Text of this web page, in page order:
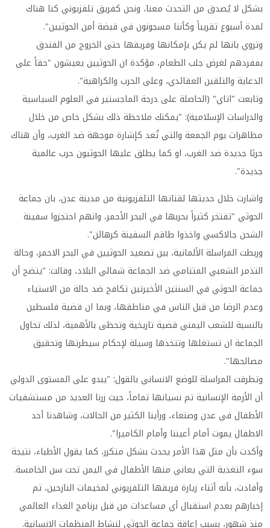
بشكل لا يُصدق من التحدث معنا، ونحن كفريق تلفزيوني كنا هناك
لمدة أسبوع تقريباً وكأننا مسجونون في قبضة أمن الحوثيين".
وتروي بانها لم يكن بإمكانها وفريقها حتى الخروج من الفندق
بمفردهم لغرض جلب الطعام، مؤكدة ان الحوثيين يعيشون "حقاً على
الدعاية والتلقين العقائدي، وعلى الحرب والكراهية".
وتابعت "اتاي" (الحاصلة على درجة الماجستير في العلوم السياسية
والدراسات الإسلامية): "يمكنك ملاحظة ذلك بشكل خاص من خلال
مظاهرات يوم الجمعة والتي تُعد كإشارة موجهة ضد الغرب، وأن هناك
حربًا جديدة ضد الغرب، او كما يطلق عليها الحوثيون حرب عالمية
جديدة".
واشارت خلال حديثها لقناتها التلفزيونية من مدينة عدن، بان جماعة
الحوثي "تفتخر كثيراً بحربها في البحر الأحمر، وانهم احتجزوا سفينة
الشحن جالاكسي واخذوا طاقم السفينة كرهائن".
وربطت المراسلة الألمانية، بين تصعيد الحوثيين في البحر الاحمر، وحالة
التذمر الشعبي المتنامي ضد الجماعة شمالي البلاد، وقالت: "يتضح أن
جماعة الحوثي في السنتين الأخيرتين تكافح ضد حالة من الاستياء
وعدم الرضا من قبل الناس في مناطقها، وبما ان قضية فلسطين
بالنسبة للشعب اليمني قضية تاريخية وتحظى بالأهمية، لذلك تحاول
الجماعة ان تستغلها وتتخذها وسيلة لإحكام سيطرتها وتحقيق
مصالحها".
وتطرقت المراسلة للوضع الانساني بالقول: "يبدو على المستوى الدولي
أن الأزمة الإنسانية تم نسيانها تماماً، حيث زرنا العديد من مستشفيات
الأطفال في عدن وصنعاء، ورأينا الكثير من الحالات، وشاهدنا أحد
الاطفال يموت أمام أعيننا وأمام الكاميرا".
وأكدت بأن مثل هذا الأمر يحدث بشكل متكرر، كما يقول الأطباء، نتيجة
سوء التغذية التي يعاني منها الأطفال في اليمن تحت سن الخامسة.
وأفادت، بأنه أثناء زيارة فريقها التلفزيوني لمخيمات النازحين، تم
إخبارهم بعدم استقبال أي مساعدات من قبل برنامج الغذاء العالمي
منذ شهور، بسبب إعاقة جماعة الحوثي لنشاط المنظمات الانسانية.